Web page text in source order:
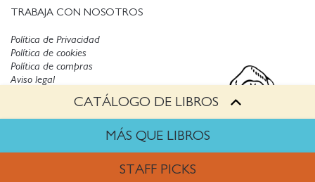
CATÁLOGO DE LIBROS
MÁS QUE LIBROS
STAFF PICKS
TRABAJA CON NOSOTROS
Política de Privacidad
Política de cookies
Aviso legal
Política de compras